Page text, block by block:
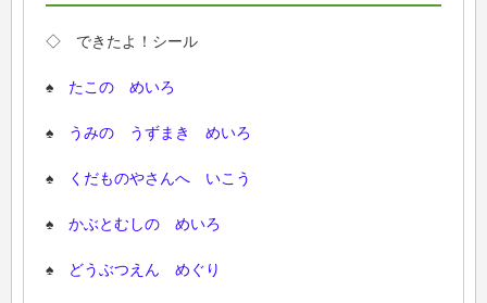
◇ できたよ！シール
♠ たこの めいろ
♠ うみの うずまき めいろ
♠ くだものやさんへ いこう
♠ かぶとむしの めいろ
♠ どうぶつえん めぐり